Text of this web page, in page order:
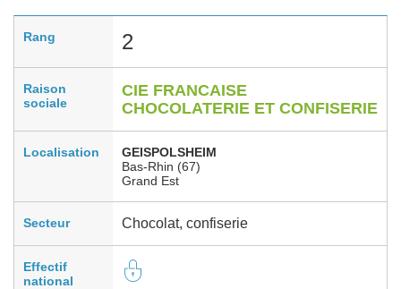
Rang 2
Raison
sociale
CIE FRANCAISE
CHOCOLATERIE ET CONFISERIE
Localisation
GEISPOLSHEIM
Bas-Rhin (67)
Grand Est
Secteur Chocolat, confiserie
Effectif
national